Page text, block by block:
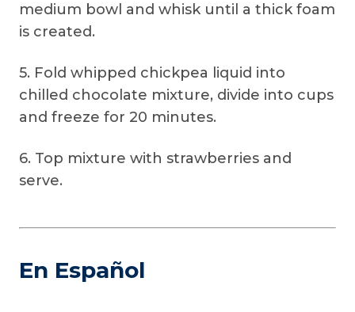
medium bowl and whisk until a thick foam
is created.
5. Fold whipped chickpea liquid into
chilled chocolate mixture, divide into cups
and freeze for 20 minutes.
6. Top mixture with strawberries and
serve.
En Español